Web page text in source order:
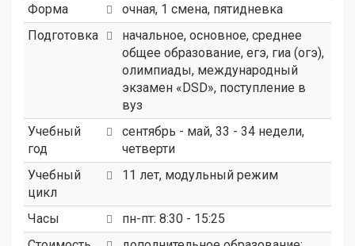
Форма
очная, 1 смена, пятидневка
Подготовка
начальное, основное, среднее
общее образование, егэ, гиа (огэ),
олимпиады, международный
экзамен «DSD», поступление в
вуз
Учебный
год
сентябрь - май, 33 - 34 недели,
четверти
Учебный
цикл
11 лет, модульный режим
Часы
пн-пт: 8:30 - 15:25